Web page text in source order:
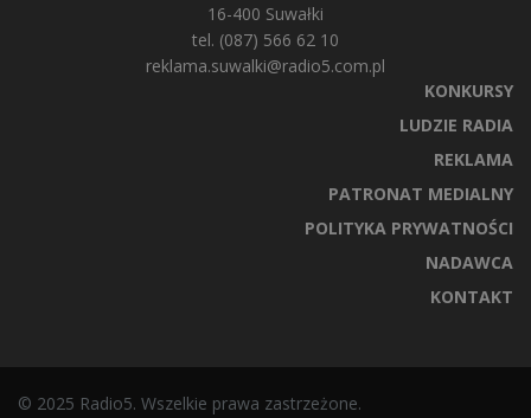
16-400 Suwałki
tel. (087) 566 62 10
reklama.suwalki@radio5.com.pl
KONKURSY
LUDZIE RADIA
REKLAMA
PATRONAT MEDIALNY
POLITYKA PRYWATNOŚCI
NADAWCA
KONTAKT
© 2025 Radio5. Wszelkie prawa zastrzeżone.